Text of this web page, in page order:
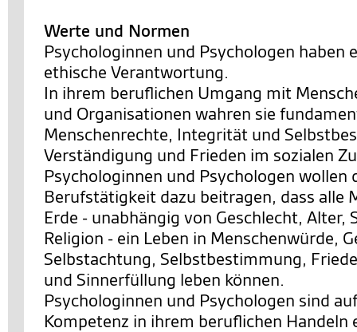
Werte und Normen
Psychologinnen und Psychologen haben
ethische Verantwortung.
In ihrem beruflichen Umgang mit
und Organisationen wahren sie
Menschenrechte, Integrität und
Verständigung und Frieden im sozialen
Psychologinnen und Psychologen wollen
Berufstätigkeit dazu beitragen, dass alle
Erde - unabhängig von Geschlecht, Alter,
Religion - ein Leben in Menschenwürde,
Selbstachtung, Selbstbestimmung,
und Sinnerfüllung leben können.
Psychologinnen und Psychologen sind
Kompetenz in ihrem beruflichen